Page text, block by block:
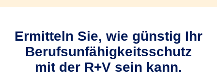
Ermitteln Sie, wie günstig Ihr
Berufsunfähigkeitsschutz
mit der R+V sein kann.